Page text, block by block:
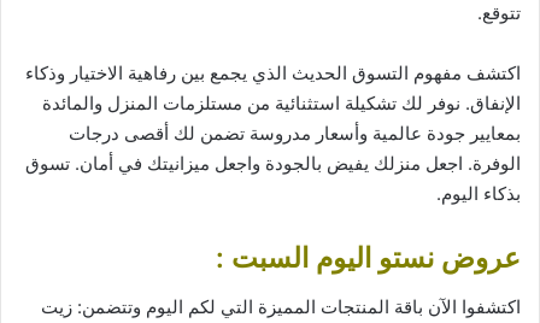
تتوقع.
اكتشف مفهوم التسوق الحديث الذي يجمع بين رفاهية الاختيار وذكاء
الإنفاق. نوفر لك تشكيلة استثنائية من مستلزمات المنزل والمائدة
بمعايير جودة عالمية وأسعار مدروسة تضمن لك أقصى درجات
الوفرة. اجعل منزلك يفيض بالجودة واجعل ميزانيتك في أمان. تسوق
بذكاء اليوم.
عروض نستو اليوم السبت :
اكتشفوا الآن باقة المنتجات المميزة التي لكم اليوم وتتضمن: زيت